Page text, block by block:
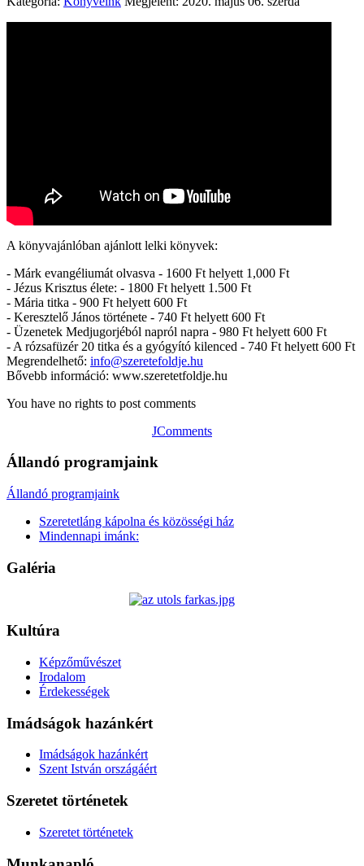
A könyvajánlóban ajánlott lelki könyvek:
- Márk evangéliumát olvasva - 1600 Ft helyett 1,000 Ft
- Jézus Krisztus élete: - 1800 Ft helyett 1.500 Ft
- Mária titka - 900 Ft helyett 600 Ft
- Keresztelő János története - 740 Ft helyett 600 Ft
- Üzenetek Medjugorjéból napról napra - 980 Ft helyett 600 Ft
- A rózsafüzér 20 titka és a gyógyító kilenced - 740 Ft helyett 600 Ft
Megrendelhető: info@szeretefoldje.hu
Bővebb információ: www.szeretetfoldje.hu
You have no rights to post comments
JComments
Állandó programjaink
Állandó programjaink
Szeretetláng kápolna és közösségi ház
Mindennapi imánk:
Galéria
Kultúra
Képzőművészet
Irodalom
Érdekességek
Imádságok hazánkért
Imádságok hazánkért
Szent István országáért
Szeretet történetek
Szeretet történetek